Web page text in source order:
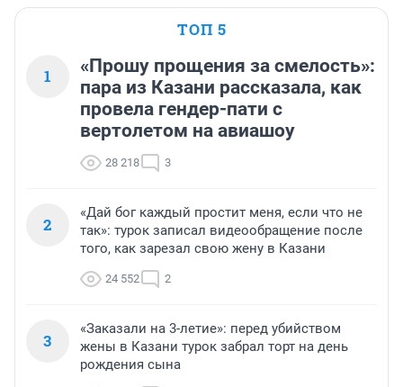
ТОП 5
1
«Прошу прощения за смелость»:
пара из Казани рассказала, как
провела гендер-пати с
вертолетом на авиашоу
28 218 3
2
«Дай бог каждый простит меня, если что не
так»: турок записал видеообращение после
того, как зарезал свою жену в Казани
24 552 2
3
«Заказали на 3-летие»: перед убийством
жены в Казани турок забрал торт на день
рождения сына